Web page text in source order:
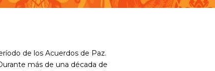
de los Acuerdos de Paz.
más de una década de